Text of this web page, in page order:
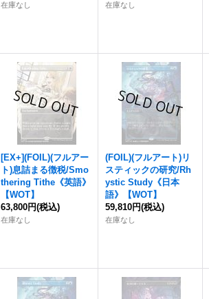
在庫なし 在庫なし
[EX+](FOIL)(フルアー
ト)息詰まる徴税/Smo
thering Tithe《英語》
【WOT】
63,800円(税込)
在庫なし
(FOIL)(フルアート)リ
スティックの研究/Rh
ystic Study《日本
語》【WOT】
59,810円(税込)
在庫なし